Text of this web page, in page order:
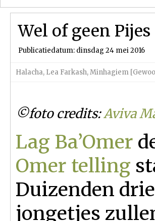
Wel of geen
Publicatiedatum: dinsdag 24 mei 2016
Halacha, Lea Farkash,Minhagiem
©foto credits:Aviva
Lag Ba’Omer
Omer telling
Duizenden
jongetjes